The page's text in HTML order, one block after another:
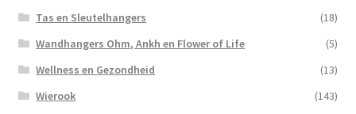
Tas en Sleutelhangers
(18)
Wandhangers Ohm, Ankh en Flower of Life
(5)
Wellness en Gezondheid
(13)
Wierook
(143)